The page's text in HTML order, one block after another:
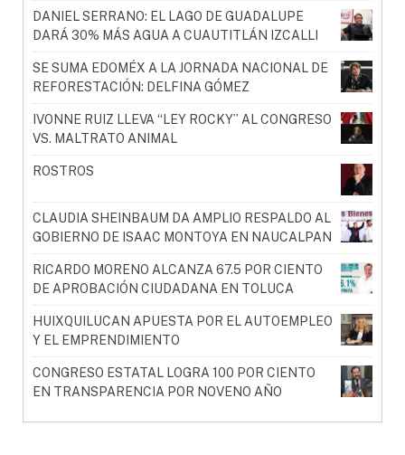
DANIEL SERRANO: EL LAGO DE GUADALUPE
DARÁ 30% MÁS AGUA A CUAUTITLÁN IZCALLI
SE SUMA EDOMÉX A LA JORNADA NACIONAL DE
REFORESTACIÓN: DELFINA GÓMEZ
IVONNE RUIZ LLEVA “LEY ROCKY” AL CONGRESO
VS. MALTRATO ANIMAL
ROSTROS
CLAUDIA SHEINBAUM DA AMPLIO RESPALDO AL
GOBIERNO DE ISAAC MONTOYA EN NAUCALPAN
RICARDO MORENO ALCANZA 67.5 POR CIENTO
DE APROBACIÓN CIUDADANA EN TOLUCA
HUIXQUILUCAN APUESTA POR EL AUTOEMPLEO
Y EL EMPRENDIMIENTO
CONGRESO ESTATAL LOGRA 100 POR CIENTO
EN TRANSPARENCIA POR NOVENO AÑO